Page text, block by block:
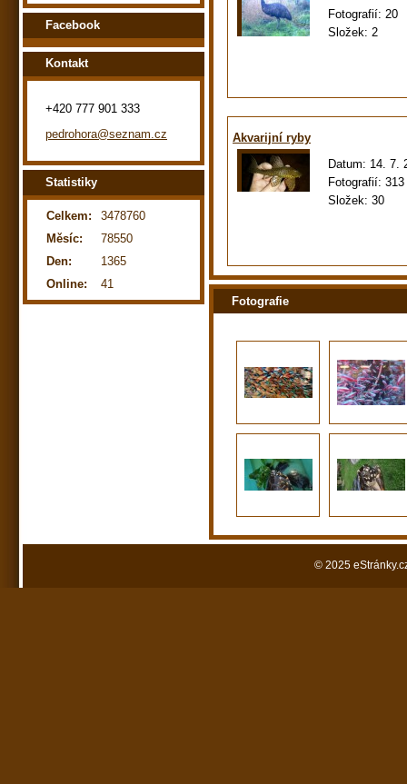
Fotografií: 20
Složek: 2
Akvarijní ryby
Datum: 14. 7.
Fotografií: 313
Složek: 30
Fotografie
Facebook
Kontakt
+420 777 901 333
pedrohora@seznam.cz
Statistiky
Online: 41
Celkem:
3478760
Měsíc:
78550
Den:
1365
© 2025